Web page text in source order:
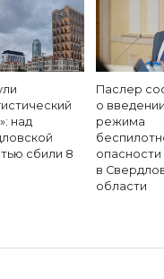
над
сбили 8
Паслер
о введении
режима
опасности
в
области